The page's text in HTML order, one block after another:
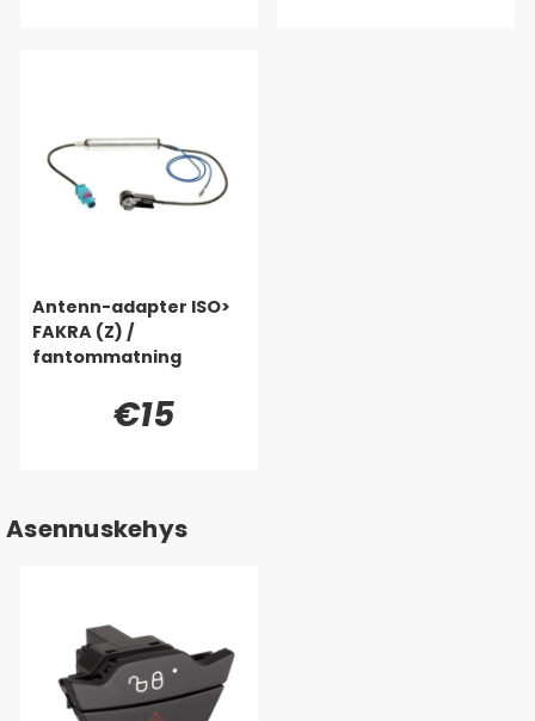
Antenn-adapter ISO>
FAKRA (Z) /
fantommatning
€15
Asennuskehys